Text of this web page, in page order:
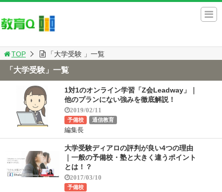
TOP 「大学受験 」一覧
「大学受験」一覧
1対1のオンライン学習「Z会Leadway」｜
他のプランにない強みを徹底解説！
2019/02/11
予備校 通信教育
編集長
大学受験ディアロの評判が良い4つの理由
｜一般の予備校・塾と大きく違うポイント
とは！？
2017/03/10
予備校